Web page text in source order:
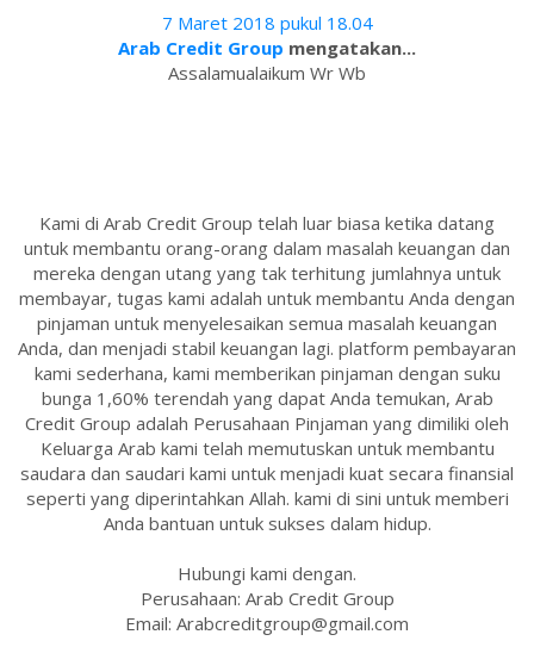
7 Maret 2018 pukul 18.04
Arab Credit Group mengatakan...
Assalamualaikum Wr Wb
Kami di Arab Credit Group telah luar biasa ketika datang
untuk membantu orang-orang dalam masalah keuangan dan
mereka dengan utang yang tak terhitung jumlahnya untuk
membayar, tugas kami adalah untuk membantu Anda dengan
pinjaman untuk menyelesaikan semua masalah keuangan
Anda, dan menjadi stabil keuangan lagi. platform pembayaran
kami sederhana, kami memberikan pinjaman dengan suku
bunga 1,60% terendah yang dapat Anda temukan, Arab
Credit Group adalah Perusahaan Pinjaman yang dimiliki oleh
Keluarga Arab kami telah memutuskan untuk membantu
saudara dan saudari kami untuk menjadi kuat secara finansial
seperti yang diperintahkan Allah. kami di sini untuk memberi
Anda bantuan untuk sukses dalam hidup.
Hubungi kami dengan.
Perusahaan: Arab Credit Group
Email: Arabcreditgroup@gmail.com